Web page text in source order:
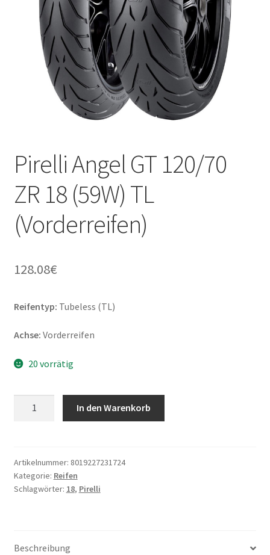
Pirelli Angel GT 120/70
ZR 18 (59W) TL
(Vorderreifen)
128.08€
Reifentyp: Tubeless (TL)
Achse: Vorderreifen
20 vorrätig
ZR
18
(59W)
In den Warenkorb
Artikelnummer: 8019227231724
Kategorie: Reifen
Schlagwörter: 18, Pirelli
Beschreibung